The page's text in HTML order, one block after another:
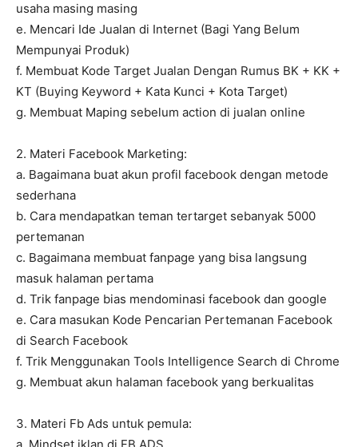
usaha masing masing
e. Mencari Ide Jualan di Internet (Bagi Yang Belum
Mempunyai Produk)
f. Membuat Kode Target Jualan Dengan Rumus BK + KK +
KT (Buying Keyword + Kata Kunci + Kota Target)
g. Membuat Maping sebelum action di jualan online
2. Materi Facebook Marketing:
a. Bagaimana buat akun profil facebook dengan metode
sederhana
b. Cara mendapatkan teman tertarget sebanyak 5000
pertemanan
c. Bagaimana membuat fanpage yang bisa langsung
masuk halaman pertama
d. Trik fanpage bias mendominasi facebook dan google
e. Cara masukan Kode Pencarian Pertemanan Facebook
di Search Facebook
f. Trik Menggunakan Tools Intelligence Search di Chrome
g. Membuat akun halaman facebook yang berkualitas
3. Materi Fb Ads untuk pemula: